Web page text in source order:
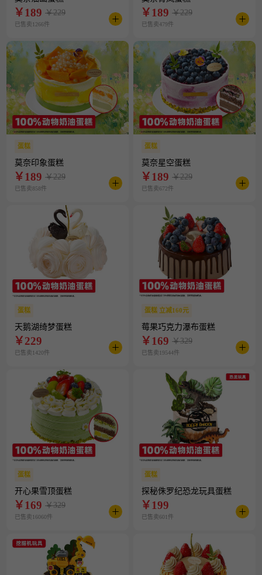
￥189 ￥229
已售卖1266件
￥189 ￥229
已售卖479件
蛋糕
莫奈印象蛋糕
￥189 ￥229
已售卖858件
蛋糕
莫奈星空蛋糕
￥189 ￥229
已售卖672件
蛋糕
天鹅湖绮梦蛋糕
￥229
已售卖1420件
蛋糕 立减160元
莓果巧克力瀑布蛋糕
￥169 ￥329
已售卖19544件
蛋糕
开心果雪顶蛋糕
￥169 ￥329
已售卖16060件
蛋糕
探秘侏罗纪恐龙玩具蛋糕
￥199
已售卖601件